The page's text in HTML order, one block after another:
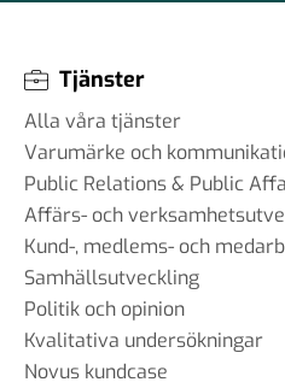
Tjänster
Alla våra tjänster
Varumärke och
Public Relations & Public
Affärs- och
Kund-, medlems- och
Samhällsutveckling
Politik och opinion
Kvalitativa undersökningar
Novus kundcase